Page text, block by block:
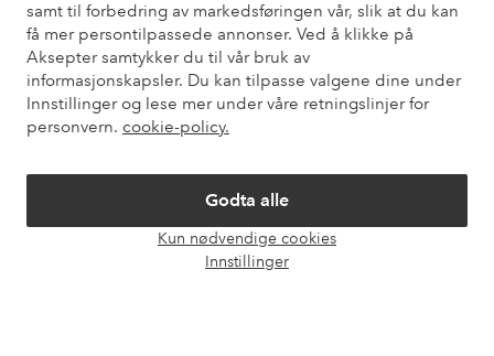
samt til forbedring av markedsføringen vår, slik at du kan
få mer persontilpassede annonser. Ved å klikke på
Aksepter samtykker du til vår bruk av
informasjonskapsler. Du kan tilpasse valgene dine under
Innstillinger og lese mer under våre retningslinjer for
personvern. cookie-policy.
Godta alle
Kun nødvendige cookies
Innstillinger
Kundeservice Bestilling Betalingsmåte
Mine sider
Om Ellos